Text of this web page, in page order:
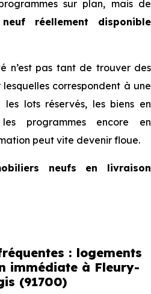
sur plan, mais de
réellement disponible
n’est pas tant de trouver des
correspondent à une
les lots réservés, les biens en
programmes encore en
peut vite devenir floue.
neufs en livraison
: ce que vous
faire
: logements
immédiate à Fleury-
(91700)